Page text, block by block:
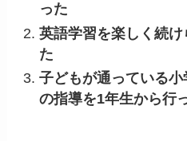
った
英語学習を楽しく続
た
子どもが通っている
の指導を1年生から行